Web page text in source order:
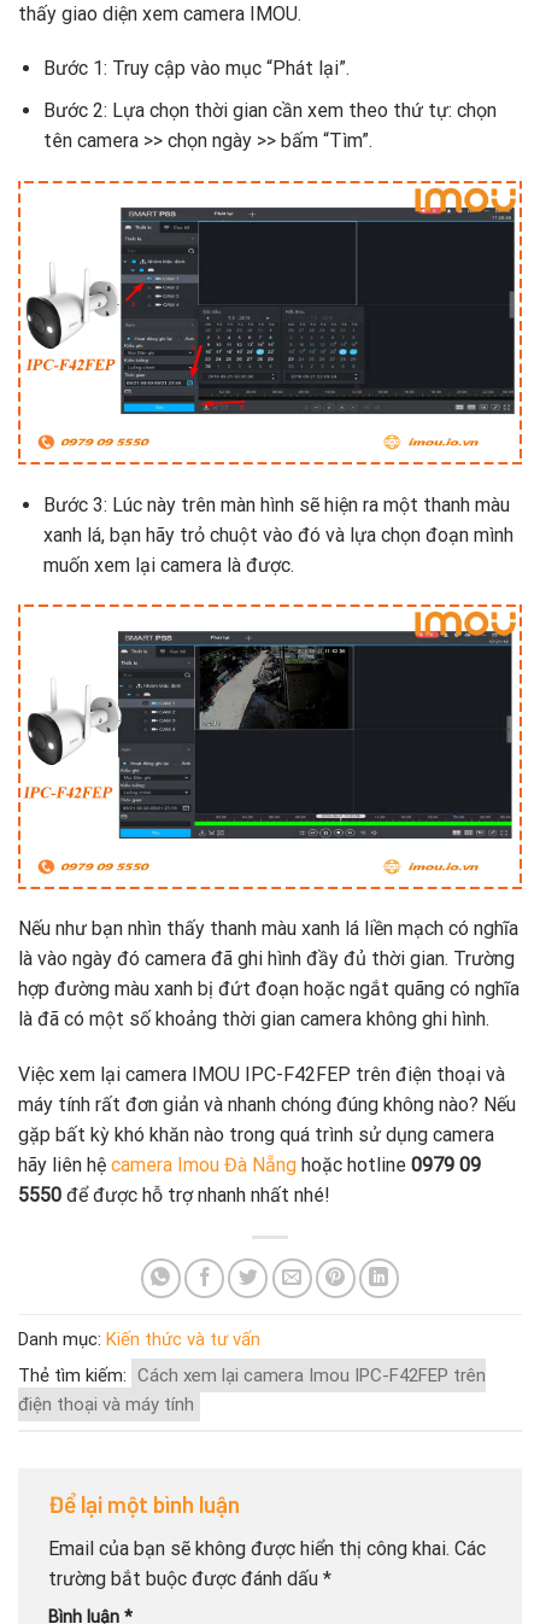
thấy giao diện xem camera IMOU.
Bước 1: Truy cập vào mục “Phát lại”.
Bước 2: Lựa chọn thời gian cần xem theo thứ tự: chọn
tên camera >> chọn ngày >> bấm “Tìm”.
Bước 3: Lúc này trên màn hình sẽ hiện ra một thanh màu
xanh lá, bạn hãy trỏ chuột vào đó và lựa chọn đoạn mình
muốn xem lại camera là được.
Nếu như bạn nhìn thấy thanh màu xanh lá liền mạch có nghĩa
là vào ngày đó camera đã ghi hình đầy đủ thời gian. Trường
hợp đường màu xanh bị đứt đoạn hoặc ngắt quãng có nghĩa
là đã có một số khoảng thời gian camera không ghi hình.
Việc xem lại camera IMOU IPC-F42FEP trên điện thoại và
máy tính rất đơn giản và nhanh chóng đúng không nào? Nếu
gặp bất kỳ khó khăn nào trong quá trình sử dụng camera
hãy liên hệ camera Imou Đà Nẵng hoặc hotline 0979 09
5550 để được hỗ trợ nhanh nhất nhé!
Danh mục: Kiến thức và tư vấn
Thẻ tìm kiếm: Cách xem lại camera Imou IPC-F42FEP trên
điện thoại và máy tính
Để lại một bình luận
Email của bạn sẽ không được hiển thị công khai. Các
trường bắt buộc được đánh dấu *
Bình luận *